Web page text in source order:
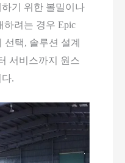
기 위한 볼밀이나
하려는 경우 Epic
선택, 솔루션 설계
서비스까지 원스
.